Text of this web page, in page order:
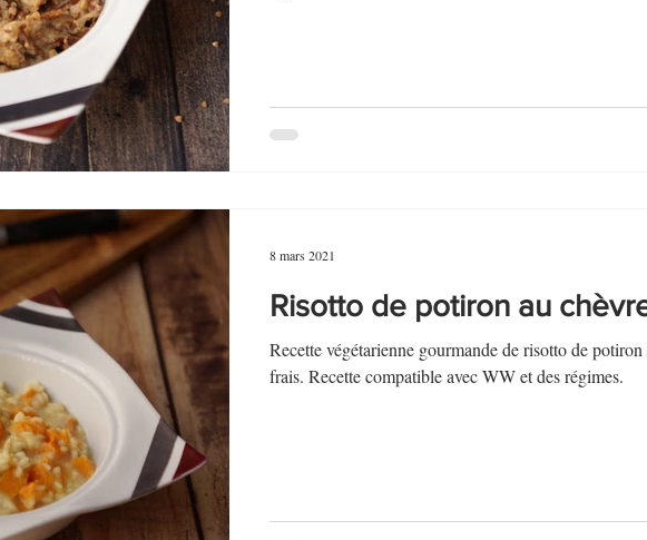
Risotto de potiron au
Recette végétarienne gourmande de risotto de
frais. Recette compatible avec WW et des régimes.
8 mars 2021